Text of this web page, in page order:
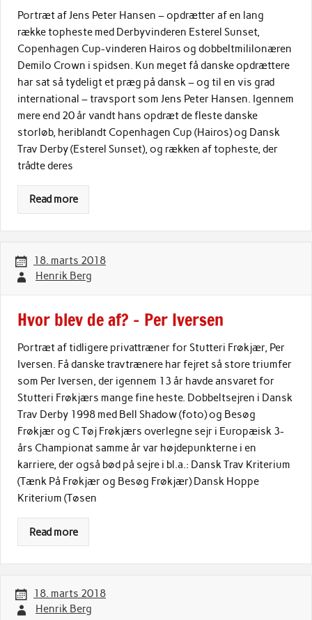
Portræt af Jens Peter Hansen – opdrætter af en lang
række topheste med Derbyvinderen Esterel Sunset,
Copenhagen Cup-vinderen Hairos og dobbeltmililonæren
Demilo Crown i spidsen. Kun meget få danske opdrættere
har sat så tydeligt et præg på dansk – og til en vis grad
international – travsport som Jens Peter Hansen. Igennem
mere end 20 år vandt hans opdræt de fleste danske
storløb, heriblandt Copenhagen Cup (Hairos) og Dansk
Trav Derby (Esterel Sunset), og rækken af topheste, der
trådte deres
Read more
18. marts 2018
Henrik Berg
Hvor blev de af? – Per Iversen
Portræt af tidligere privattræner for Stutteri Frøkjær, Per
Iversen. Få danske travtrænere har fejret så store triumfer
som Per Iversen, der igennem 13 år havde ansvaret for
Stutteri Frøkjærs mange fine heste. Dobbeltsejren i Dansk
Trav Derby 1998 med Bell Shadow (foto) og Besøg
Frøkjær og C Tøj Frøkjærs overlegne sejr i Europæisk 3-
års Championat samme år var højdepunkterne i en
karriere, der også bød på sejre i bl.a.: Dansk Trav Kriterium
(Tænk På Frøkjær og Besøg Frøkjær) Dansk Hoppe
Kriterium (Tøsen
Read more
18. marts 2018
Henrik Berg